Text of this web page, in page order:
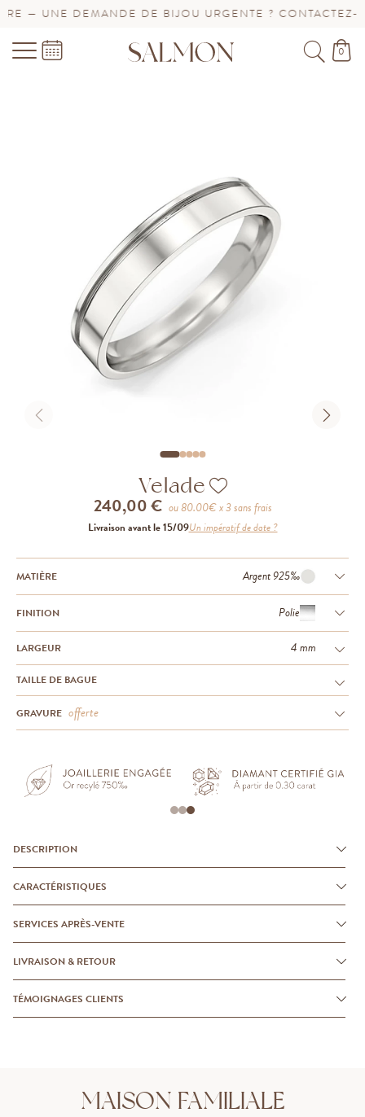
— UNE DEMANDE DE BIJOU URGENTE ? CONTACTEZ-
0
Velade
240,00 € ou80.00€ x 3 sans frais
Livraison avant le 15/09Un impératif de date ?
MATIÈRE Argent 925‰
FINITION Polie
LARGEUR 4 mm
TAILLE DE BAGUE
GRAVURE offerte
DESCRIPTION
CARACTÉRISTIQUES
SERVICES APRÈS-VENTE
LIVRAISON & RETOUR
TÉMOIGNAGES CLIENTS
MAISON FAMILIALE